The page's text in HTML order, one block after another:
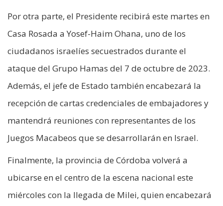
Por otra parte, el Presidente recibirá este martes en
Casa Rosada a Yosef-Haim Ohana, uno de los
ciudadanos israelíes secuestrados durante el
ataque del Grupo Hamas del 7 de octubre de 2023.
Además, el jefe de Estado también encabezará la
recepción de cartas credenciales de embajadores y
mantendrá reuniones con representantes de los
Juegos Macabeos que se desarrollarán en Israel.
Finalmente, la provincia de Córdoba volverá a
ubicarse en el centro de la escena nacional este
miércoles con la llegada de Milei, quien encabezará